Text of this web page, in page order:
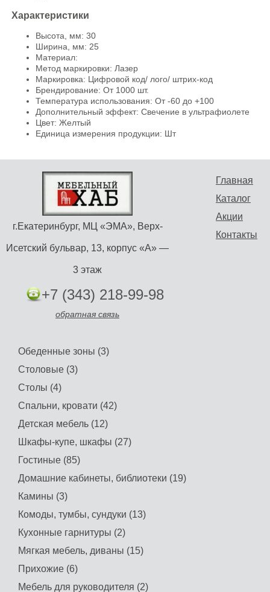
Характеристики
Высота, мм: 30
Ширина, мм: 25
Материал:
Метод маркировки: Лазер
Маркировка: Цифровой код/ лого/ штрих-код
Брендирование: От 1000 шт.
Температура использования: От -60 до +100
Дополнительный эффект: Свечение в ультрафиолете
Цвет: Желтый
Единица измерения продукции: Шт
Главная
Каталог
Акции
Контакты
г.Екатеринбург, МЦ «ЭМА», Верх-
Исетский бульвар, 13, корпус «А» —
3 этаж
+7 (343) 218-99-98
обратная связь
Обеденные зоны (3)
Столовые (3)
Столы (4)
Спальни, кровати (42)
Детская мебель (12)
Шкафы-купе, шкафы (27)
Гостиные (85)
Домашние кабинеты, библиотеки (19)
Камины (3)
Комоды, тумбы, сундуки (13)
Кухонные гарнитуры (2)
Мягкая мебель, диваны (15)
Прихожие (6)
Мебель для руководителя (2)